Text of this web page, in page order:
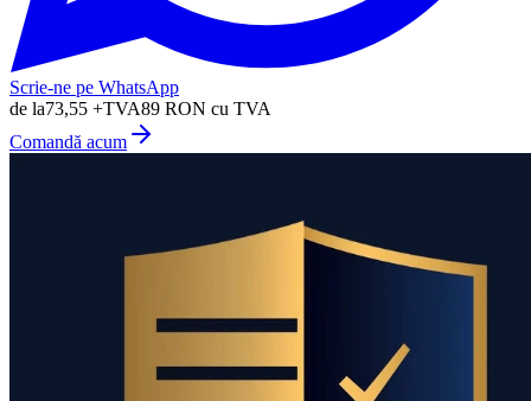
Scrie-ne pe WhatsApp
de la73,55 +TVA89 RON cu TVA
Comandă acum